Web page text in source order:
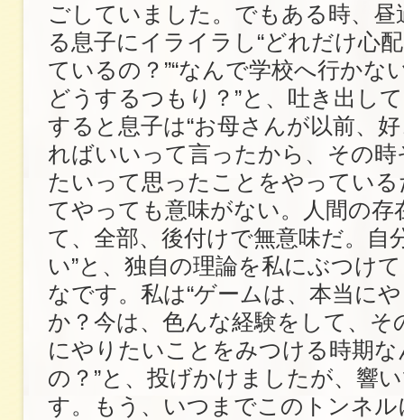
ごしていました。でもある時、
る息子にイライラし“どれだけ心
ているの？”“なんで学校へ行かな
どうするつもり？”と、吐き出し
すると息子は“お母さんが以前、
ればいいって言ったから、その
たいって思ったことをやってい
てやっても意味がない。人間の存
て、全部、後付けで無意味だ。自
い”と、独自の理論を私にぶつけ
なです。私は“ゲームは、本当に
か？今は、色んな経験をして、そ
にやりたいことをみつける時期
の？”と、投げかけましたが、響
す。もう、いつまでこのトンネ